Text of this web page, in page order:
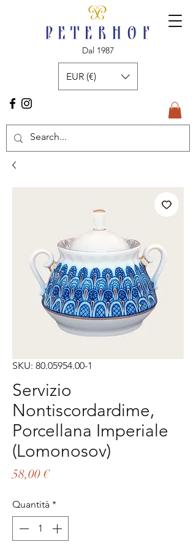
Dal 1987
EUR (€)
SKU: 80.05954.00-1
Servizio
Nontiscordardime,
Porcellana Imperiale
(Lomonosov)
58,00 €Prezzo
Quantità *